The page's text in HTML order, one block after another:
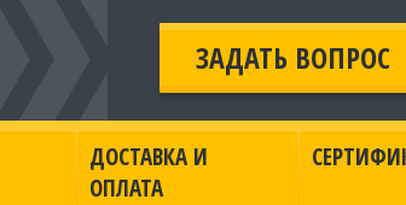
ЗАДАТЬ ВОПРОС
ДОСТАВКА И
ОПЛАТА